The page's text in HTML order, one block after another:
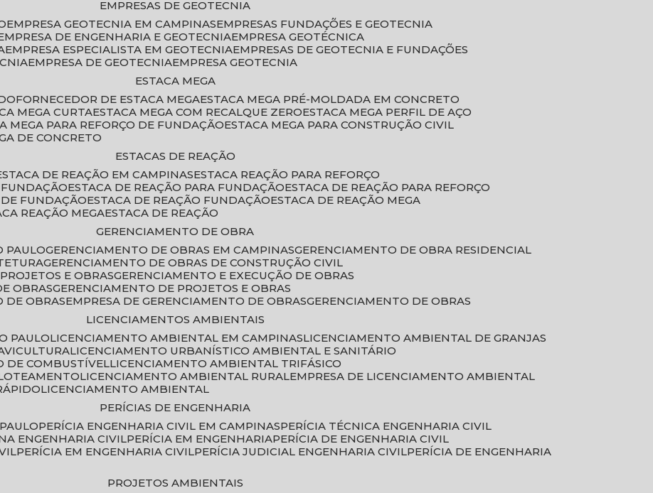
EMPRESAS DE GEOTECNIA
EMPRESA GEOTECNIA EM CAMPINAS
EMPRESAS FUNDAÇÕES E GEOTECNIA
EMPRESA DE ENGENHARIA E GEOTECNIA EMPRESA GEOTÉCNICA
EMPRESA ESPECIALISTA EM GEOTECNIA EMPRESAS DE GEOTECNIA E FUNDAÇÕES
EMPRESA DE GEOTECNIA EMPRESA GEOTECNIA
ESTACA MEGA
FORNECEDOR DE ESTACA MEGA ESTACA MEGA PRÉ-MOLDADA EM CONCRETO
MEGA CURTA ESTACA MEGA COM RECALQUE ZERO
ESTACA MEGA PERFIL DE AÇO
MEGA PARA REFORÇO DE FUNDAÇÃO
ESTACA MEGA PARA CONSTRUÇÃO CIVIL
DE CONCRETO
ESTACAS DE REAÇÃO
ESTACA DE REAÇÃO EM CAMPINAS
ESTACA REAÇÃO PARA REFORÇO
FUNDAÇÃO
ESTACA DE REAÇÃO PARA FUNDAÇÃO
ESTACA DE REAÇÃO PARA REFORÇO
DE FUNDAÇÃO
ESTACA DE REAÇÃO FUNDAÇÃO
ESTACA DE REAÇÃO MEGA
REAÇÃO MEGA ESTACA DE REAÇÃO
GERENCIAMENTO DE OBRA
PAULO
GERENCIAMENTO DE OBRAS EM CAMPINAS
GERENCIAMENTO DE OBRA RESIDENCIAL
GERENCIAMENTO DE OBRAS DE CONSTRUÇÃO CIVIL
E OBRAS
GERENCIAMENTO E EXECUÇÃO DE OBRAS
OBRAS
GERENCIAMENTO DE PROJETOS E OBRAS
DE OBRAS
EMPRESA DE GERENCIAMENTO DE OBRAS
GERENCIAMENTO DE OBRAS
LICENCIAMENTOS AMBIENTAIS
PAULO LICENCIAMENTO AMBIENTAL EM CAMPINAS LICENCIAMENTO AMBIENTAL DE GRANJAS
LICENCIAMENTO URBANÍSTICO AMBIENTAL E SANITÁRIO
DE COMBUSTÍVEL LICENCIAMENTO AMBIENTAL TRIFÁSICO
LICENCIAMENTO AMBIENTAL RURAL EMPRESA DE LICENCIAMENTO AMBIENTAL
LICENCIAMENTO AMBIENTAL
PERÍCIAS DE ENGENHARIA
PERÍCIA ENGENHARIA CIVIL EM CAMPINAS
PERÍCIA TÉCNICA ENGENHARIA CIVIL
NA ENGENHARIA CIVIL PERÍCIA EM ENGENHARIA
PERÍCIA DE ENGENHARIA CIVIL
PERÍCIA EM ENGENHARIA CIVIL PERÍCIA JUDICIAL ENGENHARIA CIVIL
PERÍCIA DE ENGENHARIA
PROJETOS AMBIENTAIS